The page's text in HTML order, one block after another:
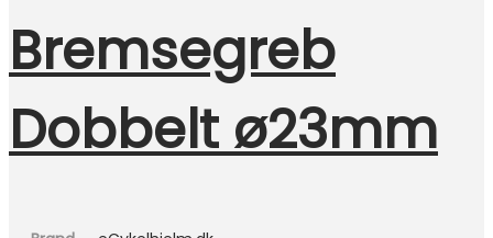
Bremsegreb
Dobbelt ø23mm